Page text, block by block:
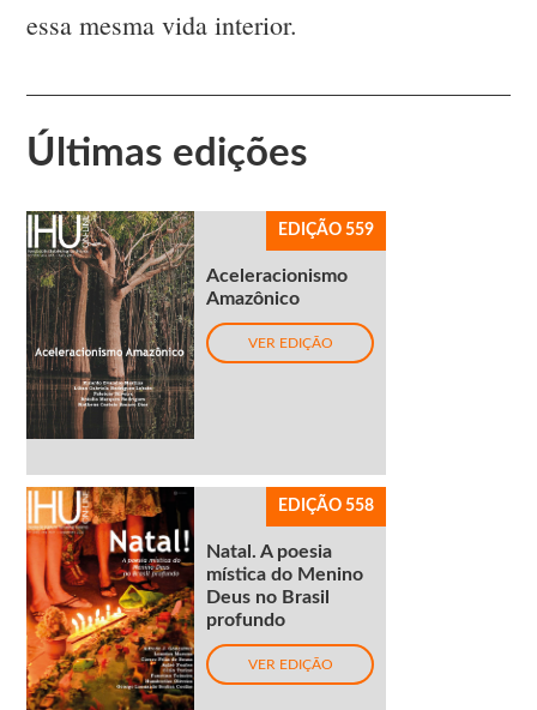
essa mesma vida interior.
Últimas edições
EDIÇÃO 559
Aceleracionismo
Amazônico
VER EDIÇÃO
EDIÇÃO 558
Natal. A poesia
mística do Menino
Deus no Brasil
profundo
VER EDIÇÃO